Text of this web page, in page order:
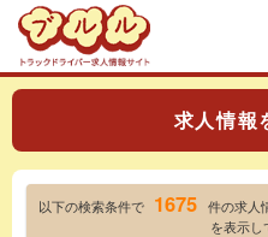
求人情報
以下の検索条件で 1675 件の求人
を表示し